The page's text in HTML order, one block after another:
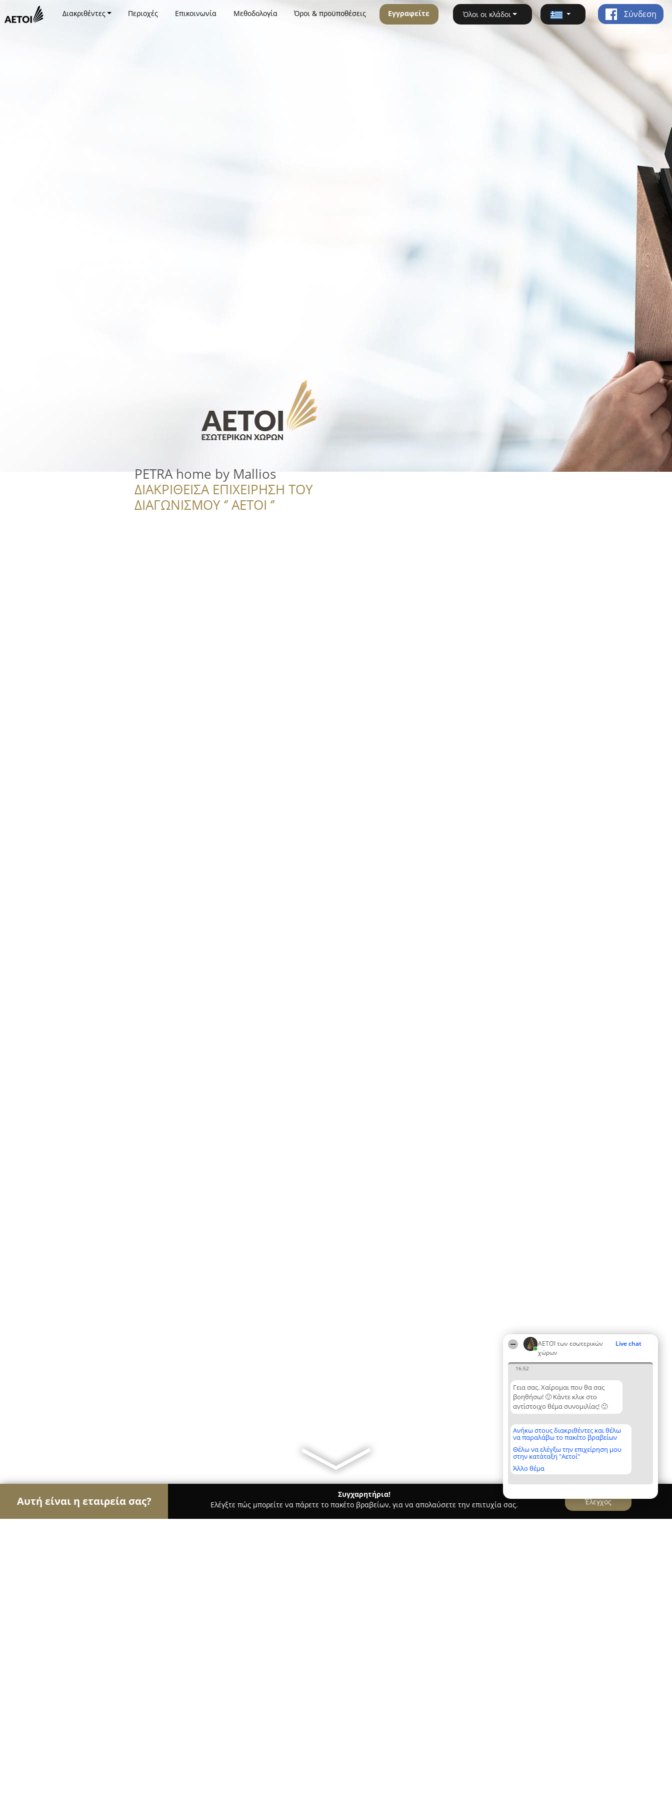
ΑΕΤΟΊ των εσωτερικών
χώρων
Live chat
16:52
Γεια σας. Χαίρομαι που θα σας
βοηθήσω! 🙂 Κάντε κλικ στο
αντίστοιχο θέμα συνομιλίας! 🙂
Ανήκω στους διακριθέντες και θέλω
να παραλάβω το πακέτο βραβείων
Θέλω να ελέγξω την επιχείρηση μου
στην κατάταξη "Αετοί"
Άλλο θέμα
Διακριθέντες Περιοχές Επικοινωνία Μεθοδολογία Όροι & προϋποθέσεις Εγγραφείτε Όλοι οι κλάδοι Σύνδεση
PETRA home by Mallios
ΔΙΑΚΡΙΘΕΙΣΑ ΕΠΙΧΕΙΡΗΣΗ ΤΟΥ
ΔΙΑΓΩΝΙΣΜΟΥ ‘’ ΑΕΤΟΙ ‘’
Αυτή είναι η εταιρεία σας?
Συγχαρητήρια!
Ελέγξτε πώς μπορείτε να πάρετε το πακέτο βραβείων, για να απολαύσετε την επιτυχία σας.
Έλεγχος